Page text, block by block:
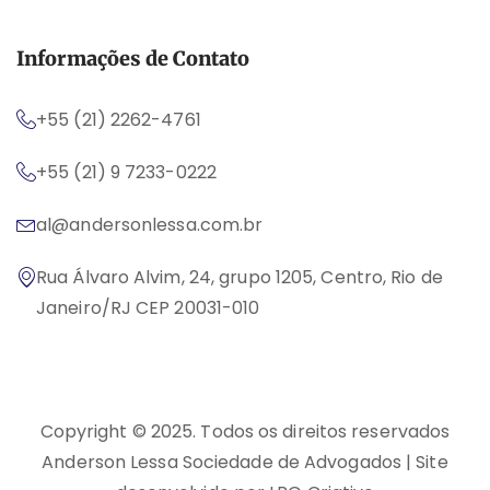
Informações de Contato
+55 (21) 2262-4761
+55 (21) 9 7233-0222
al@andersonlessa.com.br
Rua Álvaro Alvim, 24, grupo 1205, Centro, Rio de
Janeiro/RJ CEP 20031-010
Copyright © 2025. Todos os direitos reservados
Anderson Lessa Sociedade de Advogados | Site